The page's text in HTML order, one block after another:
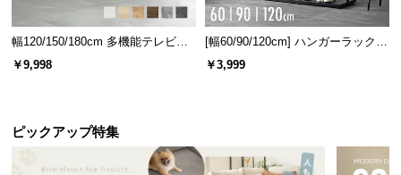
幅120/150/180cm 多機能テレビボ
ード 木目/石目調 オープン収納・
引き出し収納付き
￥9,998
[幅60/90/120cm] ハンガーラック
スチール 4段階高さ調節 サイドフ
ック オープンラック シンプル
￥3,999
ピックアップ特集